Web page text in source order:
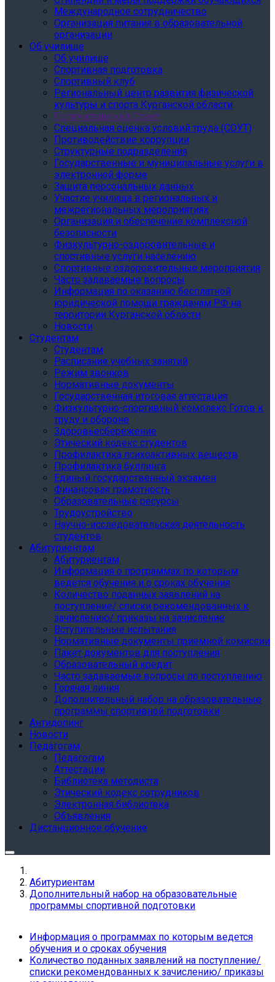
Международное сотрудничество
Организация питания в образовательной
организации
Об училище
Об училище
Спортивная подготовка
Спортивный клуб
Региональный центр развития физической
культуры и спорта Курганской области
Попечительский Совет
Специальная оценка условий труда (СОУТ)
Противодействие коррупции
Структурные подразделения
Государственные и муниципальные услуги в
электронной форме
Защита персональных данных
Участие училища в региональных и
межрегиональных мероприятиях
Организация и обеспечение комплексной
безопасности
Физкультурно-оздоровительные и
спортивные услуги населению
Спортивные оздоровительные мероприятия
Часто задаваемые вопросы
Информация по оказанию бесплатной
юридической помощи гражданам РФ на
территории Курганской области
Новости
Студентам
Студентам
Расписание учебных занятий
Режим звонков
Нормативные документы
Государственная итоговая аттестация
Физкультурно-спортивный комплекс Готов к
труду и обороне
Здоровьесбережение
Этический кодекс студентов
Профилактика психоактивных веществ
Профилактика буллинга
Единый государственный экзамен
Финансовая грамотность
Образовательные ресурсы
Трудоустройство
Научно-исследовательская деятельность
студентов
Абитуриентам
Абитуриентам
Информация о программах по которым
ведется обучения и о сроках обучения
Количество поданных заявлений на
поступление/ списки рекомендованных к
зачислению/ приказы на зачисление
Вступительные испытания
Нормативные документы приемной комиссии
Пакет документов для поступления
Образовательный кредит
Часто задаваемые вопросы по поступлению
Горячая линия
Дополнительный набор на образовательные
программы спортивной подготовки
Антидопинг
Новости
Педагогам
Педагогам
Аттестации
Библиотека методиста
Этический кодекс сотрудников
Электронная библиотека
Объявления
Дистанционное обучение
Абитуриентам
Дополнительный набор на образовательные
программы спортивной подготовки
Информация о программах по которым ведется
обучения и о сроках обучения
Количество поданных заявлений на поступление/
списки рекомендованных к зачислению/ приказы